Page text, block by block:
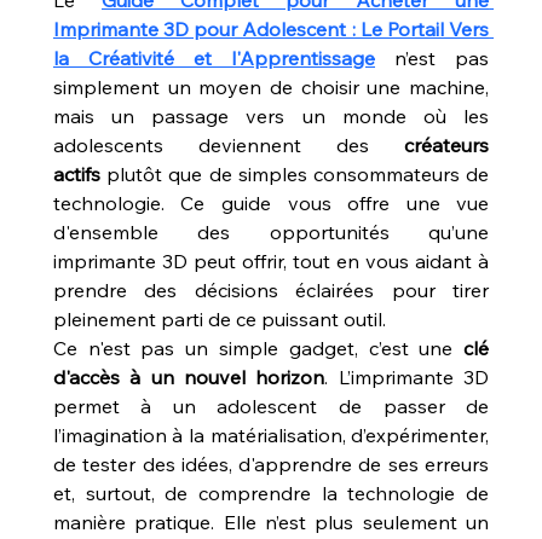
Imprimante 3D pour Adolescent : Le Portail Vers
la Créativité et l'Apprentissage n’est pas
simplement un moyen de choisir une machine,
mais un passage vers un monde où les
adolescents deviennent des créateurs
actifs plutôt que de simples consommateurs de
technologie. Ce guide vous offre une vue
d'ensemble des opportunités qu’une
imprimante 3D peut offrir, tout en vous aidant à
prendre des décisions éclairées pour tirer
pleinement parti de ce puissant outil.
Ce n'est pas un simple gadget, c’est une clé
d'accès à un nouvel horizon. L’imprimante 3D
permet à un adolescent de passer de
l’imagination à la matérialisation, d’expérimenter,
de tester des idées, d'apprendre de ses erreurs
et, surtout, de comprendre la technologie de
manière pratique. Elle n’est plus seulement un